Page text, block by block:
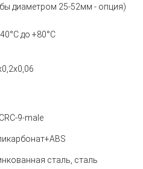
диаметром 25-52мм - опция)
до +80°C
9-male
сталь, сталь